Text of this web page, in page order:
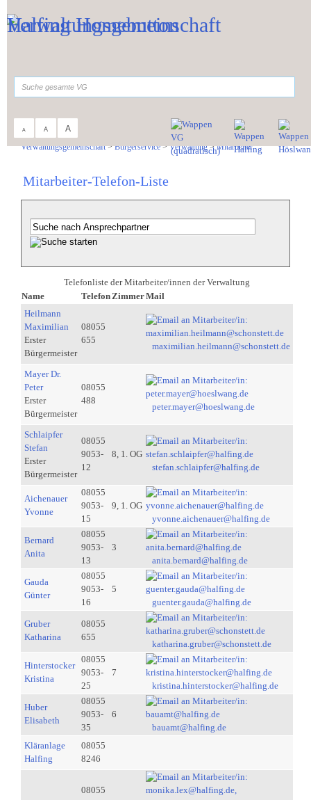
A A A
Verwaltungsgemeinschaft>Bürgerservice>Verwaltung>Mitarbeiter
Mitarbeiter-Telefon-Liste
Telefonliste der Mitarbeiter/innen der Verwaltung
Name
Telefon ZimmerMail
Heilmann
Maximilian
Erster
Bürgermeister
08055
655
maximilian.heilmann@schonstett.de
Mayer Dr.
Peter
Erster
Bürgermeister
08055
488
peter.mayer@hoeslwang.de
Schlaipfer
Stefan
Erster
Bürgermeister
08055
9053-
12
8, 1. OG
stefan.schlaipfer@halfing.de
Aichenauer
Yvonne
08055
9053-
15
9, 1. OG
yvonne.aichenauer@halfing.de
Bernard
Anita
08055
9053-
13
3
anita.bernard@halfing.de
Gauda
Günter
08055
9053-
16
5
guenter.gauda@halfing.de
Gruber
Katharina
08055
655
katharina.gruber@schonstett.de
Hinterstocker
Kristina
08055
9053-
25
7
kristina.hinterstocker@halfing.de
Huber
Elisabeth
08055
9053-
35
6
bauamt@halfing.de
Kläranlage
Halfing
08055
8246
08055